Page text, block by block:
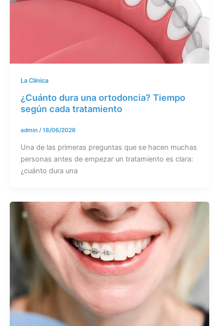
La Clínica
¿Cuánto dura una ortodoncia? Tiempo
según cada tratamiento
admin /18/06/2026
Una de las primeras preguntas que se hacen muchas
personas antes de empezar un tratamiento es clara:
¿cuánto dura una